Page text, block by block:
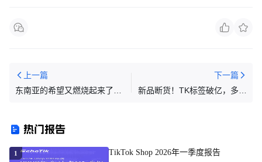
上一篇
东南亚的希望又燃烧起来了！
下一篇
新品断货！TK标签破亿，多个
热门报告
1 TikTok Shop 2026年一季度报告